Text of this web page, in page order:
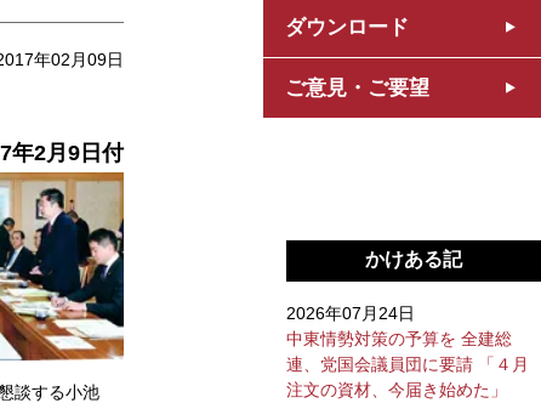
ダウンロード
ご意見・ご要望
年02月09日
年2月9日付
談する小池
かけある記
2026年07月24日
中東情勢対策の予算を 全建総
連、党国会議員団に要請 「４月
注文の資材、今届き始めた」